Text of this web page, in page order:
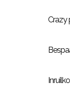
Crazy